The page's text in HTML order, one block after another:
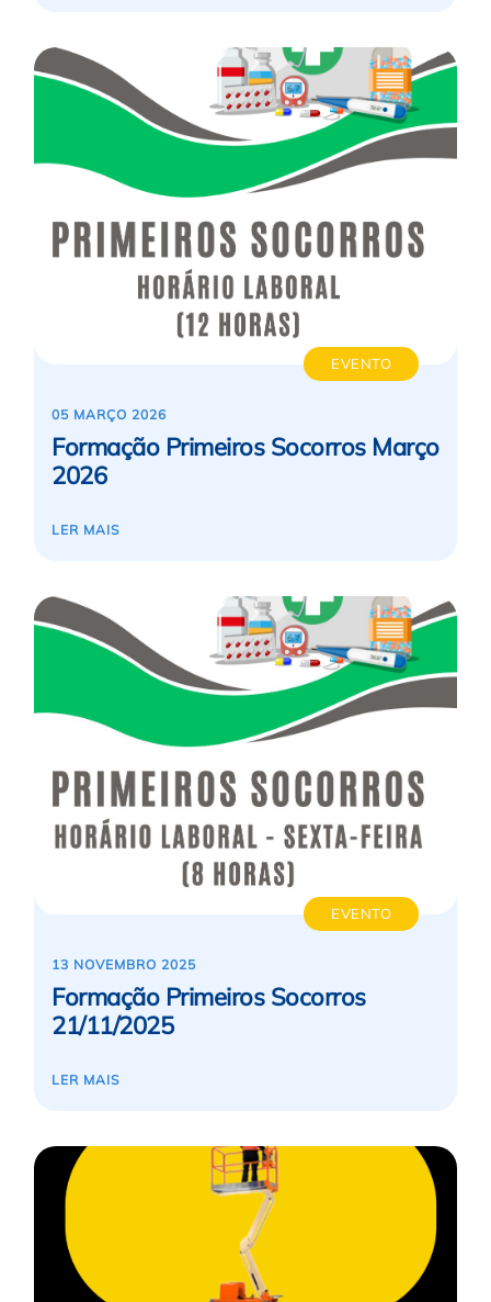
EVENTO
05 MARÇO 2026
Formação Primeiros Socorros Março
2026
LER MAIS
EVENTO
13 NOVEMBRO 2025
Formação Primeiros Socorros
21/11/2025
LER MAIS